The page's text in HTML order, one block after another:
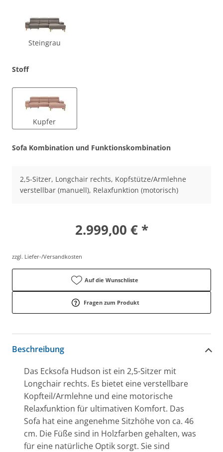
Steingrau
Stoff
Kupfer
Sofa Kombination und Funktionskombination
2,5-Sitzer, Longchair rechts, Kopfstütze/Armlehne
verstellbar (manuell), Relaxfunktion (motorisch)
2.999,00 € *
zzgl. Liefer-/Versandkosten
Auf die Wunschliste
Fragen zum Produkt
Beschreibung
Das Ecksofa Hudson ist ein 2,5-Sitzer mit
Longchair rechts. Es bietet eine verstellbare
Kopfteil/Armlehne und eine motorische
Relaxfunktion für ultimativen Komfort. Das
Sofa hat eine angenehme Sitzhöhe von ca. 46
cm. Die Füße sind in Holzfarben gehalten, was
für eine natürliche Optik sorgt. Sie sind